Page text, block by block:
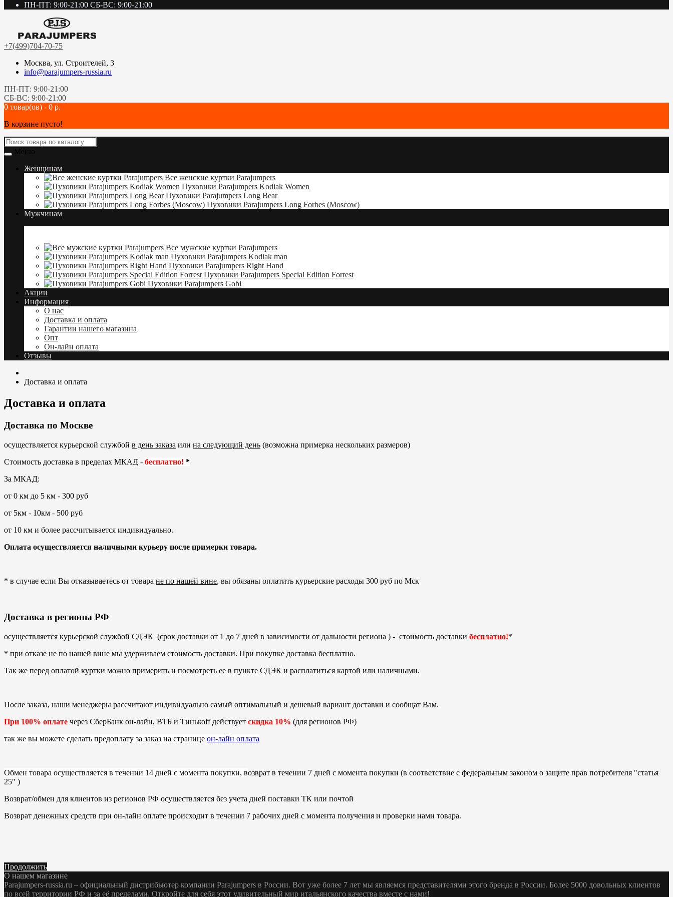
ПН-ПТ: 9:00-21:00 СБ-ВС: 9:00-21:00
+7(499)704-70-75
Москва, ул. Строителей, 3
info@parajumpers-russia.ru
ПН-ПТ: 9:00-21:00
СБ-ВС: 9:00-21:00
0 товар(ов) - 0 р.
В корзине пусто!
Женщинам
Все женские куртки Parajumpers
Пуховики Parajumpers Kodiak Women
Пуховики Parajumpers Long Bear
Пуховики Parajumpers Long Forbes (Moscow)
Мужчинам
Все мужские куртки Parajumpers
Пуховики Parajumpers Kodiak man
Пуховики Parajumpers Right Hand
Пуховики Parajumpers Special Edition Forrest
Пуховики Parajumpers Gobi
Акции
Информация
О нас
Доставка и оплата
Гарантии нашего магазина
Опт
Он-лайн оплата
Отзывы
Доставка и оплата
Доставка и оплата
Доставка по Москве
осуществляется курьерской службой в день заказа или на следующий день (возможна примерка нескольких размеров)
Стоимость доставка в пределах МКАД - бесплатно! *
За МКАД:
от 0 км до 5 км - 300 руб
от 5км - 10км - 500 руб
от 10 км и более рассчитывается индивидуально.
Оплата осуществляется наличными курьеру после примерки товара.
* в случае если Вы отказываетесь от товара не по нашей вине, вы обязаны оплатить курьерские расходы 300 руб по Мск
Доставка в регионы РФ
осуществляется курьерской службой СДЭК (срок доставки от 1 до 7 дней в зависимости от дальности региона ) - стоимость доставки бесплатно!*
* при отказе не по нашей вине мы удерживаем стоимость доставки. При покупке доставка бесплатно.
Так же перед оплатой куртки можно примерить и посмотреть ее в пункте СДЭК и расплатиться картой или наличными.
После заказа, наши менеджеры рассчитают индивидуально самый оптимальный и дешевый вариант доставки и сообщат Вам.
При 100% оплате через СберБанк он-лайн, ВТБ и Тинькоff действует скидка 10% (для регионов РФ)
так же вы можете сделать предоплату за заказ на странице он-лайн оплата
Обмен товара осуществляется в течении 14 дней с момента покупки, возврат в течении 7 дней с момента покупки (в соответствие с федеральным законом о защите прав потребителя "статья
25" )
Возврат/обмен для клиентов из регионов РФ осуществляется без учета дней поставки ТК или почтой
Возврат денежных средств при он-лайн оплате происходит в течении 7 рабочих дней с момента получения и проверки нами товара.
Продолжить
О нашем магазине
Parajumpers-russia.ru – официальный дистрибьютер компании Parajumpers в России. Вот уже более 7 лет мы являемся представителями этого бренда в России. Более 5000 довольных клиентов
по всей территории РФ и за её пределами. Откройте для себя этот удивительный мир итальянского качества вместе с нами!